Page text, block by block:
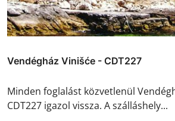
Vendégház Vinišće - CDT227
Minden foglalást közvetlenül
CDT227 igazol vissza. A szálláshely...